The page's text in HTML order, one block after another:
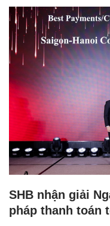
SHB nhận giải
pháp thanh toán